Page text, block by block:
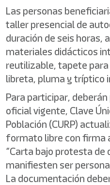
Las personas
taller presencial de
duración de seis horas,
materiales didácticos
reutilizable, tapete
libreta, pluma y tríptico
Para participar,
oficial vigente, Clave
Población (CURP)
formato libre con
“Carta bajo protesta de
manifiesten ser
La documentación